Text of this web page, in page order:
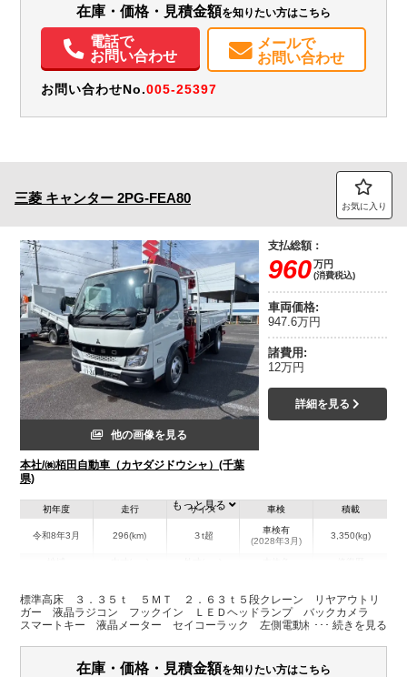
電動格納ミラー
バックモニター メンテナンスノート（保証書）
在庫・価格・見積金額を知りたい方はこちら
電話で
お問い合わせ
メールで
お問い合わせ
お問い合わせNo.005-25397
三菱 キャンター 2PG-FEA80 お気に入り
他の画像を見る
本社/㈱栢田自動車（カヤダジドウシャ）(千葉
県)
支払総額：
960万円
(消費税込)
車両価格:
947.6万円
諸費用:
12万円
詳細を見る
初年度
令和8年3月
走行
296(km)
サイズ
３t超
車検
車検有
(2028年3月)
積載
3,350(kg)
千葉県
W:1,780
H:380
W:1,930
H:2,750
無
パワステ パワーウィンドウ ABS エアバッグ
集中ドアロック
もっと見る
標準高床 ３．３５ｔ ５ＭＴ ２．６３ｔ５段クレーン リヤアウトリ
ガー 液晶ラジコン フックイン ＬＥＤヘッドランプ バックカメラ
スマートキー 液晶メーター セイコーラック 左側電動格納ミラー
在庫・価格・見積金額を知りたい方はこちら